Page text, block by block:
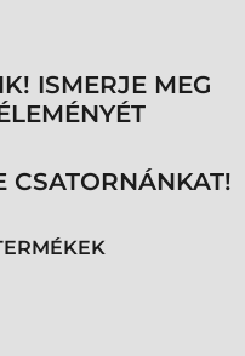
ISMERJE MEG
CSATORNÁNKAT!